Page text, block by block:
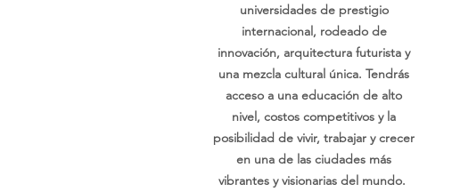
universidades de prestigio
internacional, rodeado de
innovación, arquitectura futurista y
una mezcla cultural única. Tendrás
acceso a una educación de alto
nivel, costos competitivos y la
posibilidad de vivir, trabajar y crecer
en una de las ciudades más
vibrantes y visionarias del mundo.